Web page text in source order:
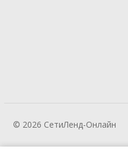
© 2026 СетиЛенд-Онлайн